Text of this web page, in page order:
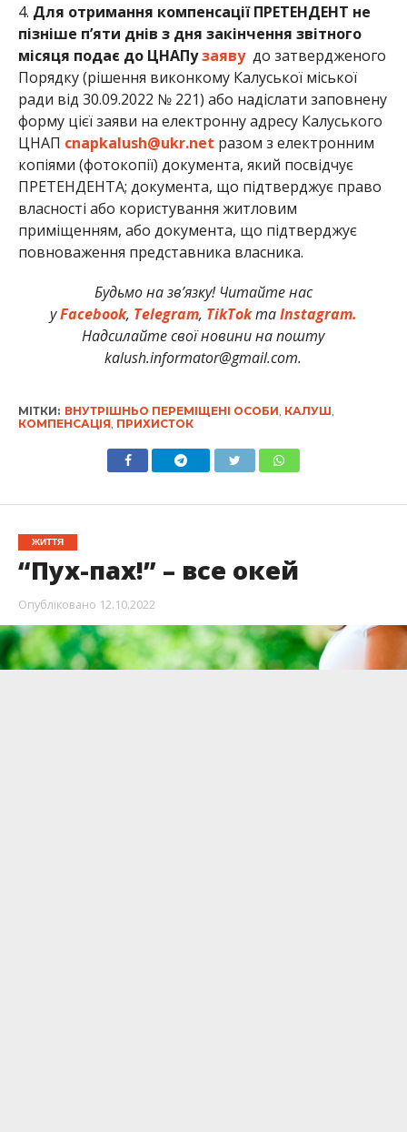
4. Для отримання компенсації ПРЕТЕНДЕНТ не
пізніше п’яти днів з дня закінчення звітного
місяця подає до ЦНАПузаяву до затвердженого
Порядку (рішення виконкому Калуської міської
ради від 30.09.2022 № 221) або надіслати заповнену
форму цієї заяви на електронну адресу Калуського
ЦНАП cnapkalush@ukr.net разом з електронним
копіями (фотокопії) документа, який посвідчує
ПРЕТЕНДЕНТА; документа, що підтверджує право
власності або користування житловим
приміщенням, або документа, що підтверджує
повноваження представника власника.
Будьмо на зв’язку! Читайте нас
уFacebook, Telegram, TikTokтаInstagram.
Надсилайте свої новини на пошту
kalush.informator@gmail.com.
МІТКИ: ВНУТРІШНЬО ПЕРЕМІЩЕНІ ОСОБИ КАЛУШ
КОМПЕНСАЦІЯ ПРИХИСТОК
ЖИТТЯ
“Пух-пах!” – все окей
Опубліковано 12.10.2022